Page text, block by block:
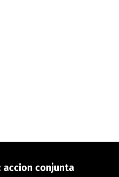
accion conjunta